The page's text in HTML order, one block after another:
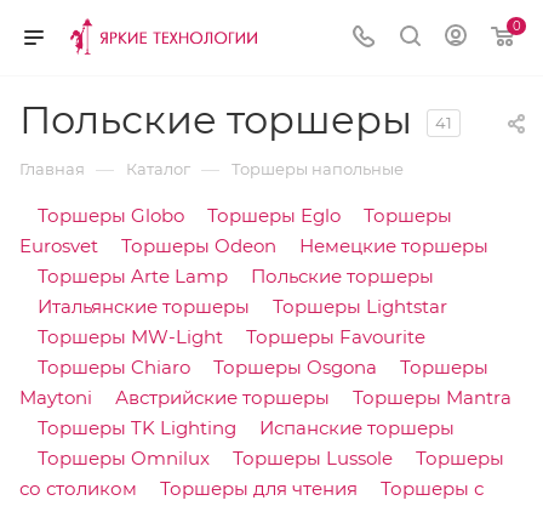
0
Польские торшеры 41
Главная — Каталог — Торшеры напольные
Торшеры Globo Торшеры Eglo
Торшеры
Eurosvet
Торшеры Odeon
Немецкие торшеры
Торшеры Arte Lamp
Польские торшеры
Итальянские торшеры
Торшеры Lightstar
Торшеры MW-Light
Торшеры Favourite
Торшеры Chiaro
Торшеры Osgona
Торшеры
Maytoni
Австрийские торшеры
Торшеры Mantra
Торшеры TK Lighting
Испанские торшеры
Торшеры Omnilux
Торшеры Lussole
Торшеры
со столиком
Торшеры для чтения
Торшеры с